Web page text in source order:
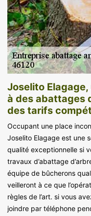
Joselito
à des abattages
des tarifs
Occupant une place
Joselito Elagage est une
qualité exceptionnelle si
travaux d’abattage
équipe de bûcherons
veilleront à ce que
règles de l’art. si vous
joindre par téléphone